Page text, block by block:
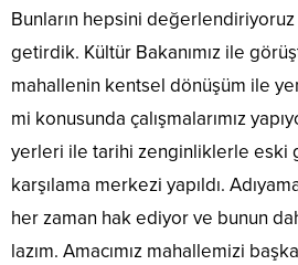
Bunların hepsini
getirdik. Kültür Bakanımız ile
mahallenin kentsel dönüşüm ile
mi konusunda çalışmalarımız
yerleri ile tarihi zenginliklerle eski
karşılama merkezi yapıldı.
her zaman hak ediyor ve bunun
lazım. Amacımız mahallemizi